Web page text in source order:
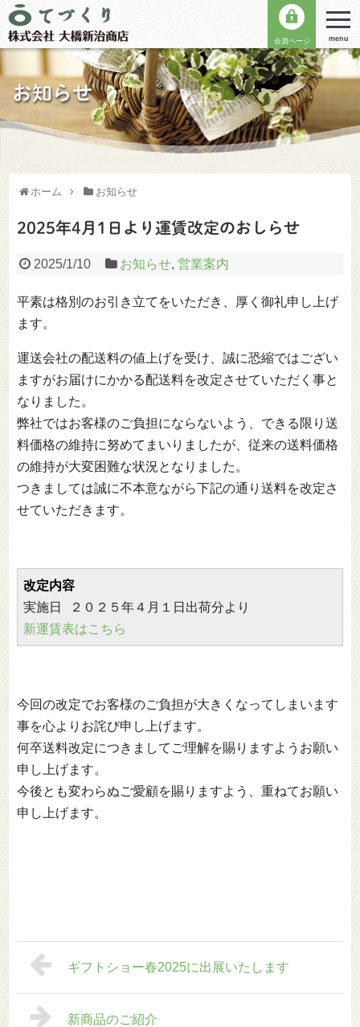
お知らせ
会員ページ menu
ホーム お知らせ
2025年4月1日より運賃改定のおしらせ
2025/1/10 お知らせ, 営業案内
平素は格別のお引き立てをいただき、厚く御礼申し上げ
ます。
運送会社の配送料の値上げを受け、誠に恐縮ではござい
ますがお届けにかかる配送料を改定させていただく事と
なりました。
弊社ではお客様のご負担にならないよう、できる限り送
料価格の維持に努めてまいりましたが、従来の送料価格
の維持が大変困難な状況となりました。
つきましては誠に不本意ながら下記の通り送料を改定さ
せていただきます。
改定内容
新運賃表はこちら
今回の改定でお客様のご負担が大きくなってしまいます
事を心よりお詫び申し上げます。
何卒送料改定につきましてご理解を賜りますようお願い
申し上げます。
今後とも変わらぬご愛顧を賜りますよう、重ねてお願い
申し上げます。
ギフトショー春2025に出展いたします
新商品のご紹介